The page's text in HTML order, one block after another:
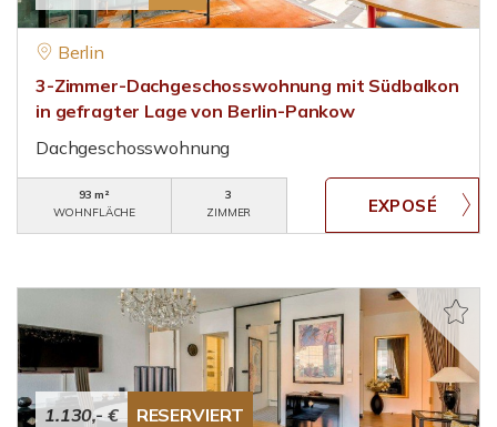
Berlin
3-Zimmer-Dachgeschosswohnung mit Südbalkon
in gefragter Lage von Berlin-Pankow
Dachgeschosswohnung
93 m²
WOHNFLÄCHE
3
ZIMMER
1.130,- € RESERVIERT